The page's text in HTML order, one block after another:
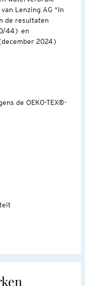
Lenzing AG *In
de resultaten
44) en
2024)
de OEKO-TEX®-